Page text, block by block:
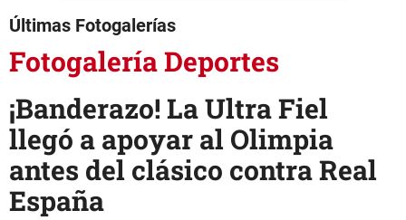
Últimas Fotogalerías
Fotogalería Deportes
¡Banderazo! La Ultra Fiel
llegó a apoyar al Olimpia
antes del clásico contra Real
España